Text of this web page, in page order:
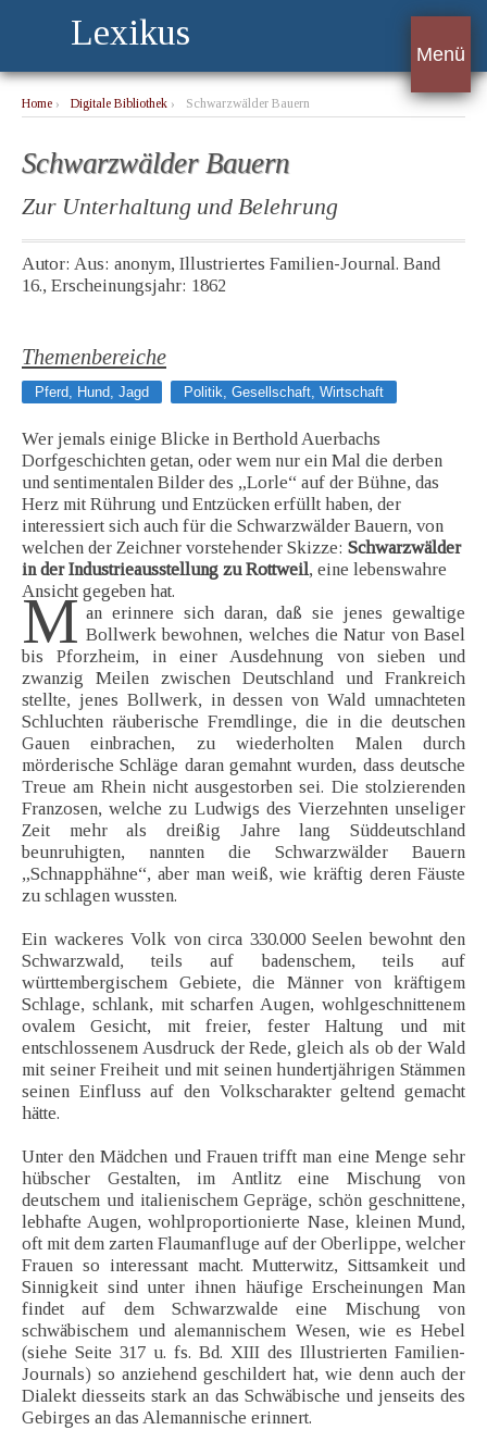
Lexikus
Menü
Home › Digitale Bibliothek › Schwarzwälder Bauern
Schwarzwälder Bauern
Zur Unterhaltung und Belehrung
Autor: Aus: anonym, Illustriertes Familien-Journal. Band
16., Erscheinungsjahr: 1862
Themenbereiche
Pferd, Hund, Jagd Politik, Gesellschaft, Wirtschaft
Wer jemals einige Blicke in Berthold Auerbachs
Dorfgeschichten getan, oder wem nur ein Mal die derben
und sentimentalen Bilder des „Lorle“ auf der Bühne, das
Herz mit Rührung und Entzücken erfüllt haben, der
interessiert sich auch für die Schwarzwälder Bauern, von
welchen der Zeichner vorstehender Skizze: Schwarzwälder
in der Industrieausstellung zu Rottweil, eine lebenswahre
Ansicht gegeben hat.
M an erinnere sich daran, daß sie jenes gewaltige
Bollwerk bewohnen, welches die Natur von Basel
bis Pforzheim, in einer Ausdehnung von sieben und
zwanzig Meilen zwischen Deutschland und Frankreich
stellte, jenes Bollwerk, in dessen von Wald umnachteten
Schluchten räuberische Fremdlinge, die in die deutschen
Gauen einbrachen, zu wiederholten Malen durch
mörderische Schläge daran gemahnt wurden, dass deutsche
Treue am Rhein nicht ausgestorben sei. Die stolzierenden
Franzosen, welche zu Ludwigs des Vierzehnten unseliger
Zeit mehr als dreißig Jahre lang Süddeutschland
beunruhigten, nannten die Schwarzwälder Bauern
„Schnapphähne“, aber man weiß, wie kräftig deren Fäuste
zu schlagen wussten.
Ein wackeres Volk von circa 330.000 Seelen bewohnt den
Schwarzwald, teils auf badenschem, teils auf
württembergischem Gebiete, die Männer von kräftigem
Schlage, schlank, mit scharfen Augen, wohlgeschnittenem
ovalem Gesicht, mit freier, fester Haltung und mit
entschlossenem Ausdruck der Rede, gleich als ob der Wald
mit seiner Freiheit und mit seinen hundertjährigen Stämmen
seinen Einfluss auf den Volkscharakter geltend gemacht
hätte.
Unter den Mädchen und Frauen trifft man eine Menge sehr
hübscher Gestalten, im Antlitz eine Mischung von
deutschem und italienischem Gepräge, schön geschnittene,
lebhafte Augen, wohlproportionierte Nase, kleinen Mund,
oft mit dem zarten Flaumanfluge auf der Oberlippe, welcher
Frauen so interessant macht. Mutterwitz, Sittsamkeit und
Sinnigkeit sind unter ihnen häufige Erscheinungen Man
findet auf dem Schwarzwalde eine Mischung von
schwäbischem und alemannischem Wesen, wie es Hebel
(siehe Seite 317 u. fs. Bd. XIII des Illustrierten Familien-
Journals) so anziehend geschildert hat, wie denn auch der
Dialekt diesseits stark an das Schwäbische und jenseits des
Gebirges an das Alemannische erinnert.